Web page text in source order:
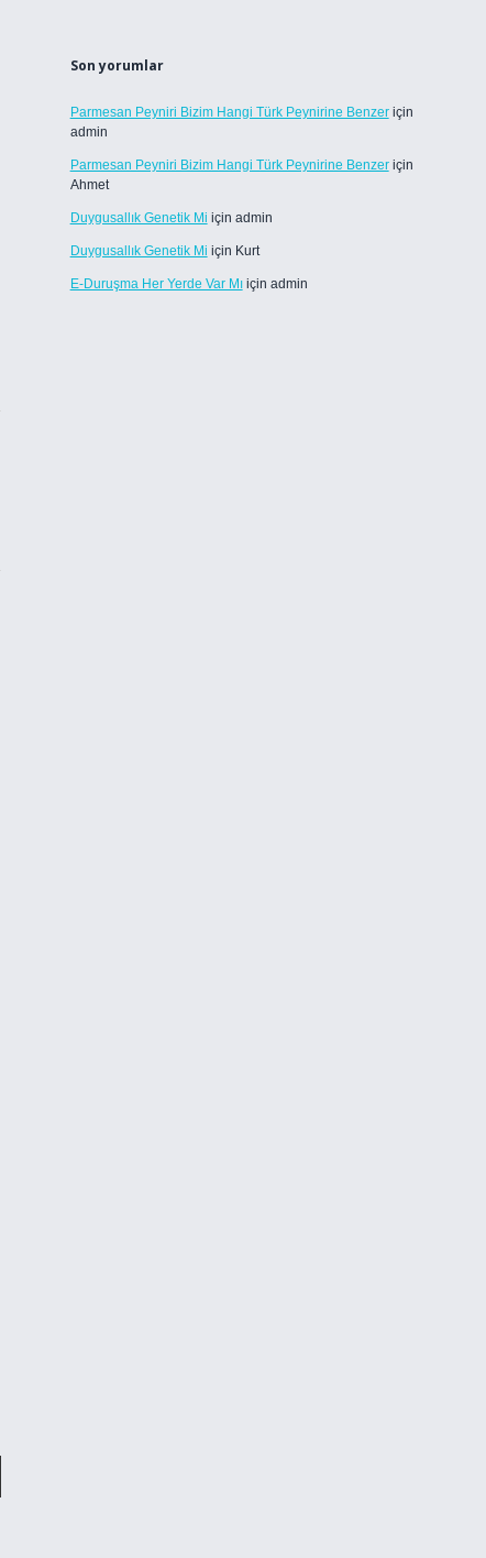
Son yorumlar
Parmesan Peyniri Bizim Hangi Türk Peynirine Benzeriçin
admin
Parmesan Peyniri Bizim Hangi Türk Peynirine Benzeriçin
Ahmet
Duygusallık Genetik Mi için admin
Duygusallık Genetik Mi için Kurt
E-Duruşma Her Yerde Var Mıiçin admin